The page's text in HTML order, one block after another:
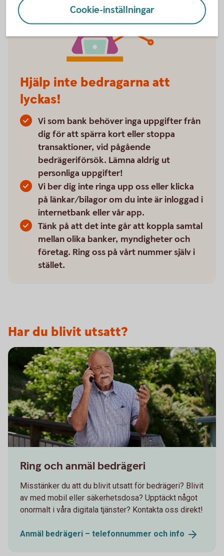
Hjälp inte bedragarna att
lyckas!
Vi som bank behöver inga uppgifter från
dig för att spärra kort eller stoppa
transaktioner, vid pågående
bedrägeriförsök. Lämna aldrig ut
personliga uppgifter!
Vi ber dig inte ringa upp oss eller klicka
på länkar/bilagor om du inte är inloggad i
internetbank eller vår app.
Tänk på att det inte går att koppla samtal
mellan olika banker, myndigheter och
företag. Ring oss på vårt nummer själv i
stället.
Har du blivit utsatt?
Ring och anmäl bedrägeri
Misstänker du att du blivit utsatt för bedrägeri? Blivit
av med mobil eller säkerhetsdosa? Upptäckt något
onormalt i våra digitala tjänster? Kontakta oss direkt!
Anmäl bedrägeri – telefonnummer och info
Cookie-inställningar